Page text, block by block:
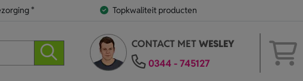
* Topkwaliteit producten
CONTACT METWESLEY
0344 - 745127